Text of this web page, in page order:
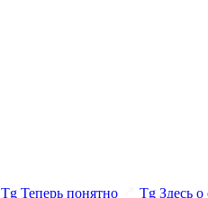
Tg Теперь понятно Tg Здесь о